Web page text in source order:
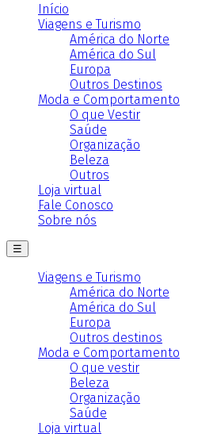
Início
Viagens e Turismo
América do Norte
América do Sul
Europa
Outros Destinos
Moda e Comportamento
O que Vestir
Saúde
Organização
Beleza
Outros
Loja virtual
Fale Conosco
Sobre nós
☰
Viagens e Turismo
América do Norte
América do Sul
Europa
Outros destinos
Moda e Comportamento
O que vestir
Beleza
Organização
Saúde
Loja virtual